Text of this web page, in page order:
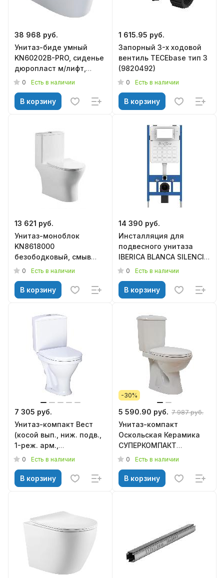
38 968 руб.
Унитаз-биде умный
KN60202B-PRO, сиденье
дюропласт м/лифт,
KNOIS
0 Есть в наличии
В корзину
1 615.95 руб.
Запорный 3-х ходовой
вентиль TECEbase тип 3
(9820492)
0 Есть в наличии
В корзину
13 621 руб.
Унитаз-моноблок
KN8618000
безободковый, смыв
торнадо, сиденье
675*370*750, KNOIS
0 Есть в наличии
В корзину
14 390 руб.
Инсталляция для
подвесного унитаза
IBERICA BLANCA SILENCIO
(IB001.0.000.000.000)
0 Есть в наличии
В корзину
7 305 руб.
Унитаз-компакт Вест
(косой вып., ниж. подв.,
1-реж. арм.,
сид.полипропилен),
0 Есть в наличии
В корзину
-30%
5 590.90 руб. 7 987 руб.
Унитаз-компакт
Оскольская Керамика
СУПЕРКОМПАКТ
Стандарт
0 Есть в наличии
В корзину